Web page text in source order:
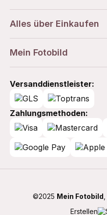
Alles über Einkaufen
Mein Fotobild
Versanddienstleister:
Zahlungsmethoden:
©2025 Mein Fotobild
Erstellen